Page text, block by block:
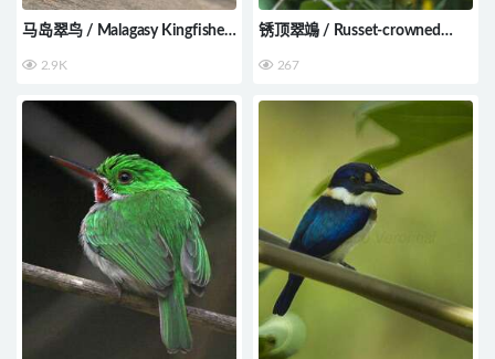
马岛翠鸟 / Malagasy Kingfisher
2.9K
锈顶翠鴗 / Russet-crowned
267